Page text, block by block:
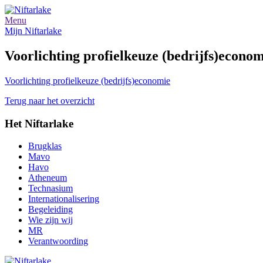
Menu
Mijn Niftarlake
Voorlichting profielkeuze
Voorlichting profielkeuze (bedrijfs)economie
Terug naar het overzicht
Het Niftarlake
Brugklas
Mavo
Havo
Atheneum
Technasium
Internationalisering
Begeleiding
Wie zijn wij
MR
Verantwoording